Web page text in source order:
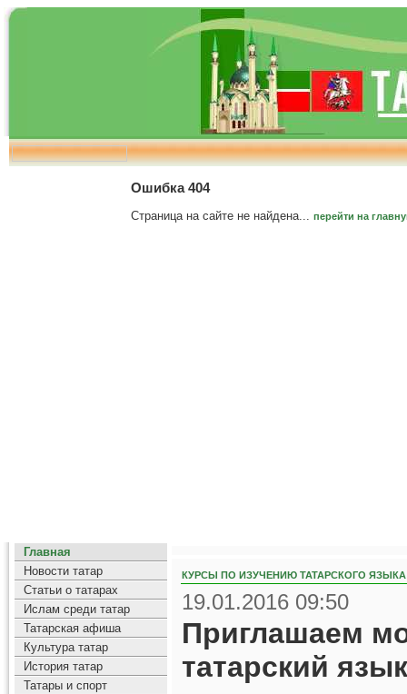
Ошибка 404
Страница на сайте не найдена... перейти на
Главная
Новости татар
Статьи о татарах
Ислам среди татар
Татарская афиша
Культура татар
История татар
Татары и спорт
КУРСЫ ПО ИЗУЧЕНИЮ ТАТАРСКОГО ЯЗЫКА
19.01.2016 09:50
Приглашаем
татарский